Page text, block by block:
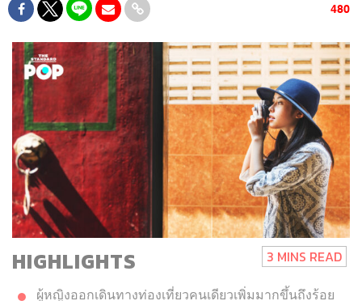
480
HIGHLIGHTS 3 MINS READ
ผู้หญิงออกเดินทางท่องเที่ยวคนเดียวเพิ่มมากขึ้นถึงร้อย